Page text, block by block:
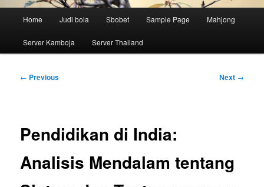
Home Judi bola Sbobet Sample Page Mahjong
Server Kamboja Server Thailand
Post
← Previous Next →
Pendidikan di India:
Analisis Mendalam tentang